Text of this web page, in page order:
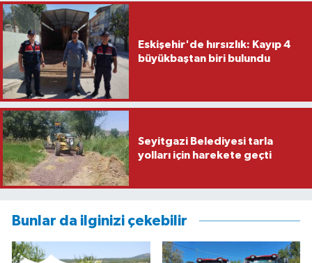
Eskişehir'de hırsızlık: Kayıp 4
büyükbaştan biri bulundu
Seyitgazi Belediyesi tarla
yolları için harekete geçti
Bunlar da ilginizi çekebilir